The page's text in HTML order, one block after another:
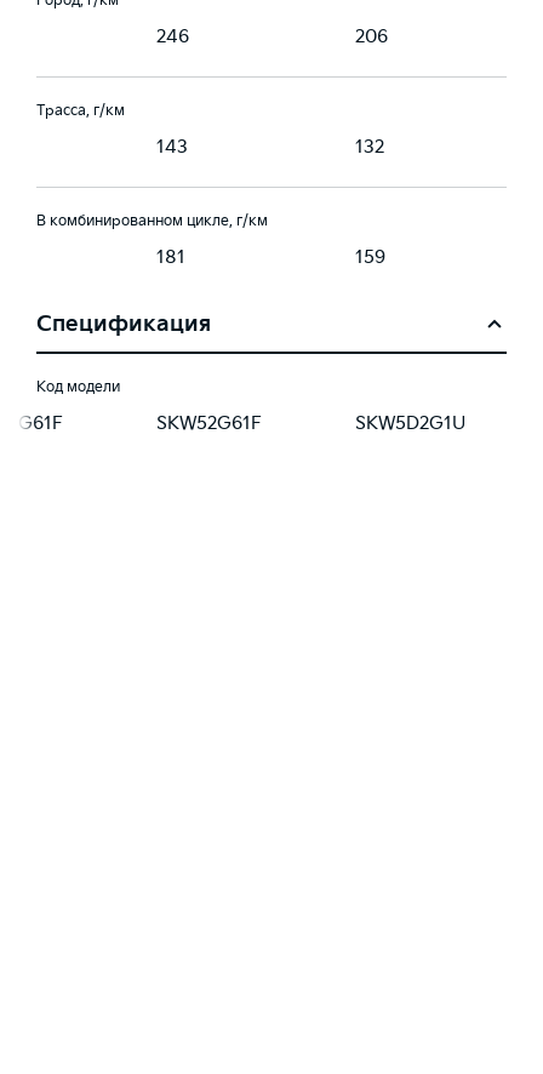
246 206
Трасса, г/км
143 132
В комбинированном цикле, г/км
181 159
Спецификация
Код модели
SKW52G61F SKW5D2G1U